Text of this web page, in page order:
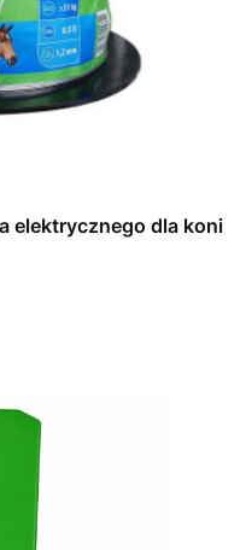
elektrycznego dla koni